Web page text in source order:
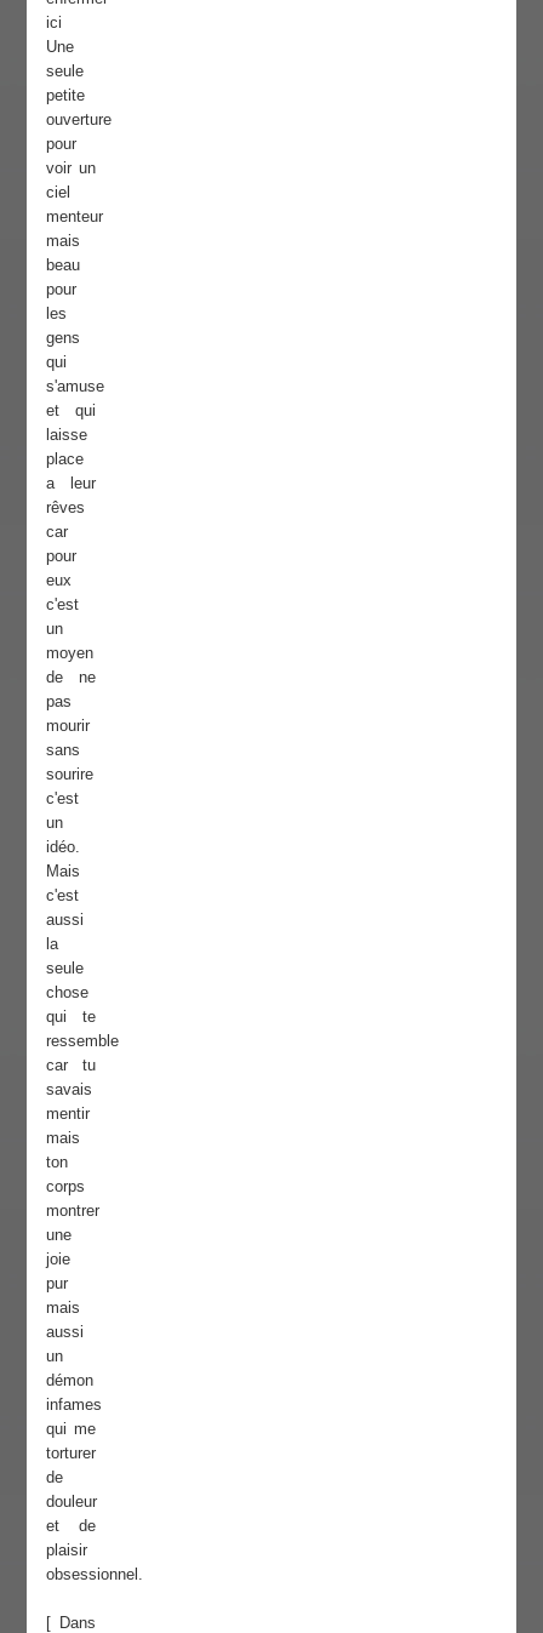
ici
Une
seule
petite
ouverture
pour
voir un
ciel
menteur
mais
beau
pour
les
gens
qui
s'amuse
et qui
laisse
place
a leur
rêves
car
pour
eux
c'est
un
moyen
de ne
pas
mourir
sans
sourire
c'est
un
idéo.
Mais
c'est
aussi
la
seule
chose
qui te
ressemble
car tu
savais
mentir
mais
ton
corps
montrer
une
joie
pur
mais
aussi
un
démon
infames
qui me
torturer
de
douleur
et de
plaisir
obsessionnel.
[ Dans